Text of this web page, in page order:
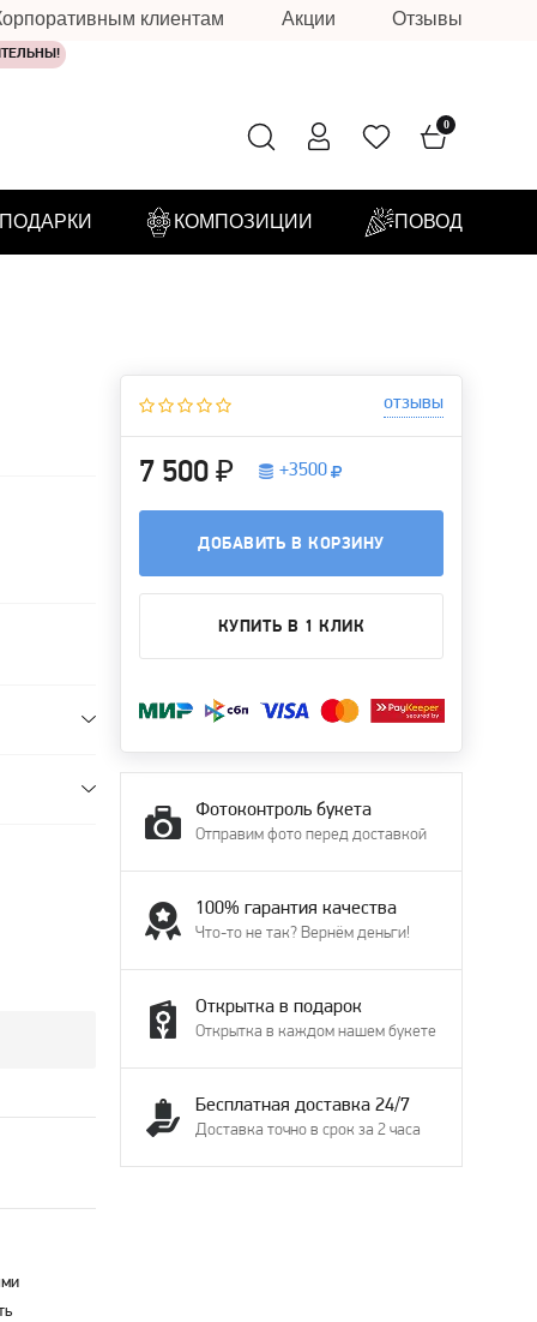
клиентам Акции Отзывы
0
КОМПОЗИЦИИ ПОВОД
отзывы
7 500 ₽ +3500
ДОБАВИТЬ В КОРЗИНУ
КУПИТЬ В 1 КЛИК
Фотоконтроль букета
Отправим фото перед доставкой
100% гарантия качества
Что-то не так? Вернём деньги!
Открытка в подарок
Открытка в каждом нашем букете
Бесплатная доставка 24/7
Доставка точно в срок за 2 часа